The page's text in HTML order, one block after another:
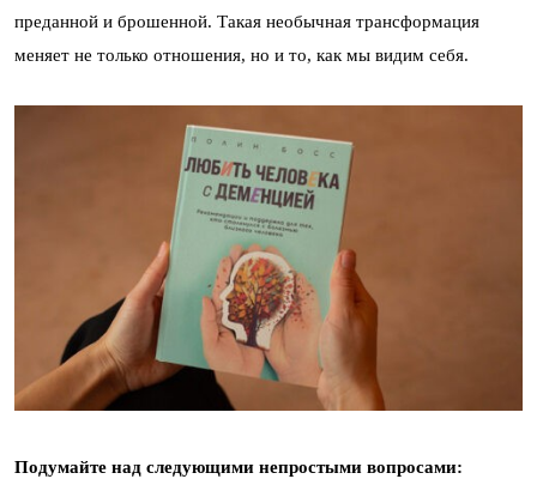
преданной и брошенной. Такая необычная трансформация
меняет не только отношения, но и то, как мы видим себя.
Подумайте над следующими непростыми вопросами: